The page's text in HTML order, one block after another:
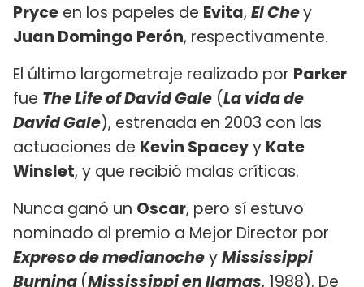
Pryce en los papeles de Evita, El Chey
Juan Domingo Perón, respectivamente.
El último largometraje realizado por Parker
fue The Life of David Gale (La vida de
David Gale), estrenada en 2003 con las
actuaciones de Kevin Spaceyy Kate
Winslet, y que recibió malas críticas.
Nunca ganó un Oscar, pero sí estuvo
nominado al premio a Mejor Director por
Expreso de medianocheyMississippi
Burning (Mississippi en llamas, 1988). De